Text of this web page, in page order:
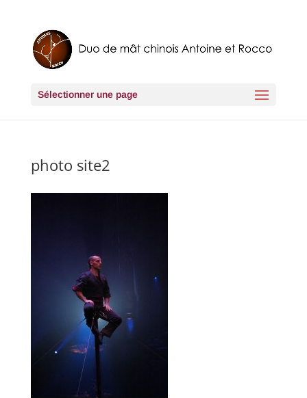
Sélectionner une page
photo site2